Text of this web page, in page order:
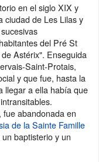
en el siglo XIX y
ciudad de Les Lilas y
del Pré St
Astérix". Enseguida
Saint-Protais,
y que fue, hasta la
llegar a ella había que
fue abandonada en
de la Sainte Famille
baptisterio y un